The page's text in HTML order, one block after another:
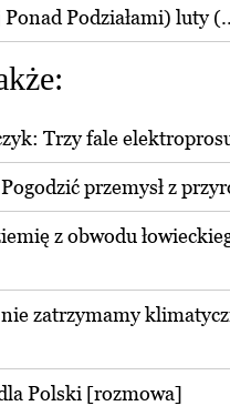
Podziałami) luty
Trzy fale
przemysł z
z obwodu
nie zatrzymamy
Polski [rozmowa]